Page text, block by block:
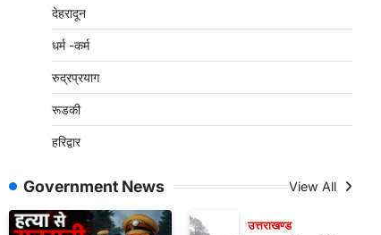
देहरादून
धर्म -कर्म
रुद्रप्रयाग
रूडकी
हरिद्वार
Government News View All
उत्तराखण्ड